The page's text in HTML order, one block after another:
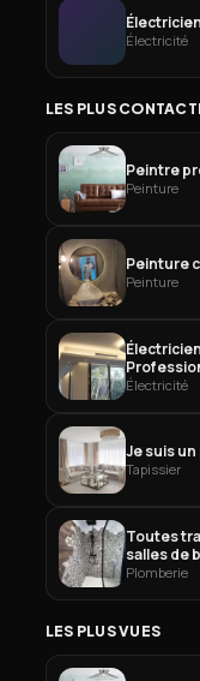
Électricité
LES PLUS
Peintre
Peinture
Peinture
Peinture
Marrakech
Électricité
Je suis
Tapissier
Toutes
salles de
Plomberie
LES PLUS VUES